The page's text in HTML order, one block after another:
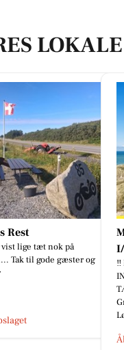
Vestkysten
- NU 1.795.000 KR. ‼️
SOMMERHUS HELT
Glæd...